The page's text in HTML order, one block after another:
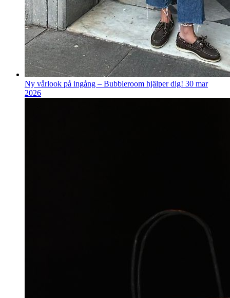
Ny vårlook på ingång – Bubbleroom hjälper dig! 30 mar
2026